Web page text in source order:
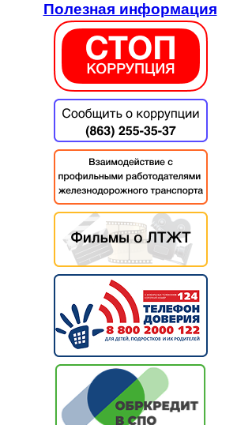
Полезная информация